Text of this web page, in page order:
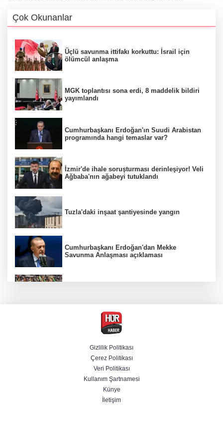
Çok Okunanlar
Üçlü savunma ittifakı korkuttu: İsrail için
ölümcül anlaşma
MGK toplantısı sona erdi, 8 maddelik bildiri
yayımlandı
Cumhurbaşkanı Erdoğan'ın Suudi Arabistan
programında hangi temaslar var?
İzmir'de ihale soruşturması derinleşiyor! Veli
Ağbaba'nın ağabeyi tutuklandı
Tuzla'daki inşaat şantiyesinde yangın
Cumhurbaşkanı Erdoğan'dan Mekke
Savunma Anlaşması açıklaması
BM'nin teklifine Türk tarafından kabul,
Rumlardan ret
Derin taarruz, yüksek hassasiyet! Bayraktar
AKINCI TİHA TOLUN P ile vurdu
Ankara'da "değnekçilik" operasyonu: 10
Gizlilik Politikası
Çerez Politikası
Veri Politikası
Kullanım Şartnamesi
Künye
İletişim